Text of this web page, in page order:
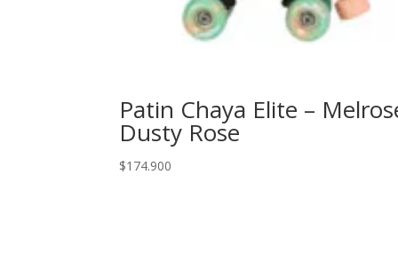
Patin Chaya Elite –
Dusty Rose
$174.900